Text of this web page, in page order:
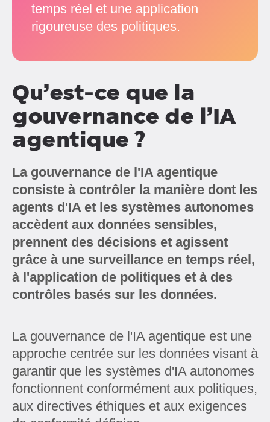
temps réel et une application
rigoureuse des politiques.
Qu’est-ce que la
gouvernance de l’IA
agentique ?
La gouvernance de l'IA agentique
consiste à contrôler la manière dont les
agents d'IA et les systèmes autonomes
accèdent aux données sensibles,
prennent des décisions et agissent
grâce à une surveillance en temps réel,
à l'application de politiques et à des
contrôles basés sur les données.
La gouvernance de l'IA agentique est une
approche centrée sur les données visant à
garantir que les systèmes d'IA autonomes
fonctionnent conformément aux politiques,
aux directives éthiques et aux exigences